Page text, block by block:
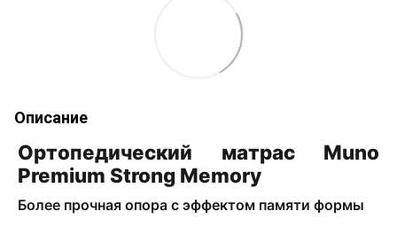
Описание
Ортопедический матрас Muno
Premium Strong Memory
Более прочная опора с эффектом памяти формы